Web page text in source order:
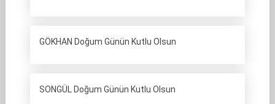
GÖKHAN Doğum Günün Kutlu Olsun
SONGÜL Doğum Günün Kutlu Olsun